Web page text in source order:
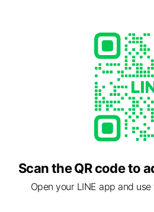
Scan the QR code to
Open your LINE app and